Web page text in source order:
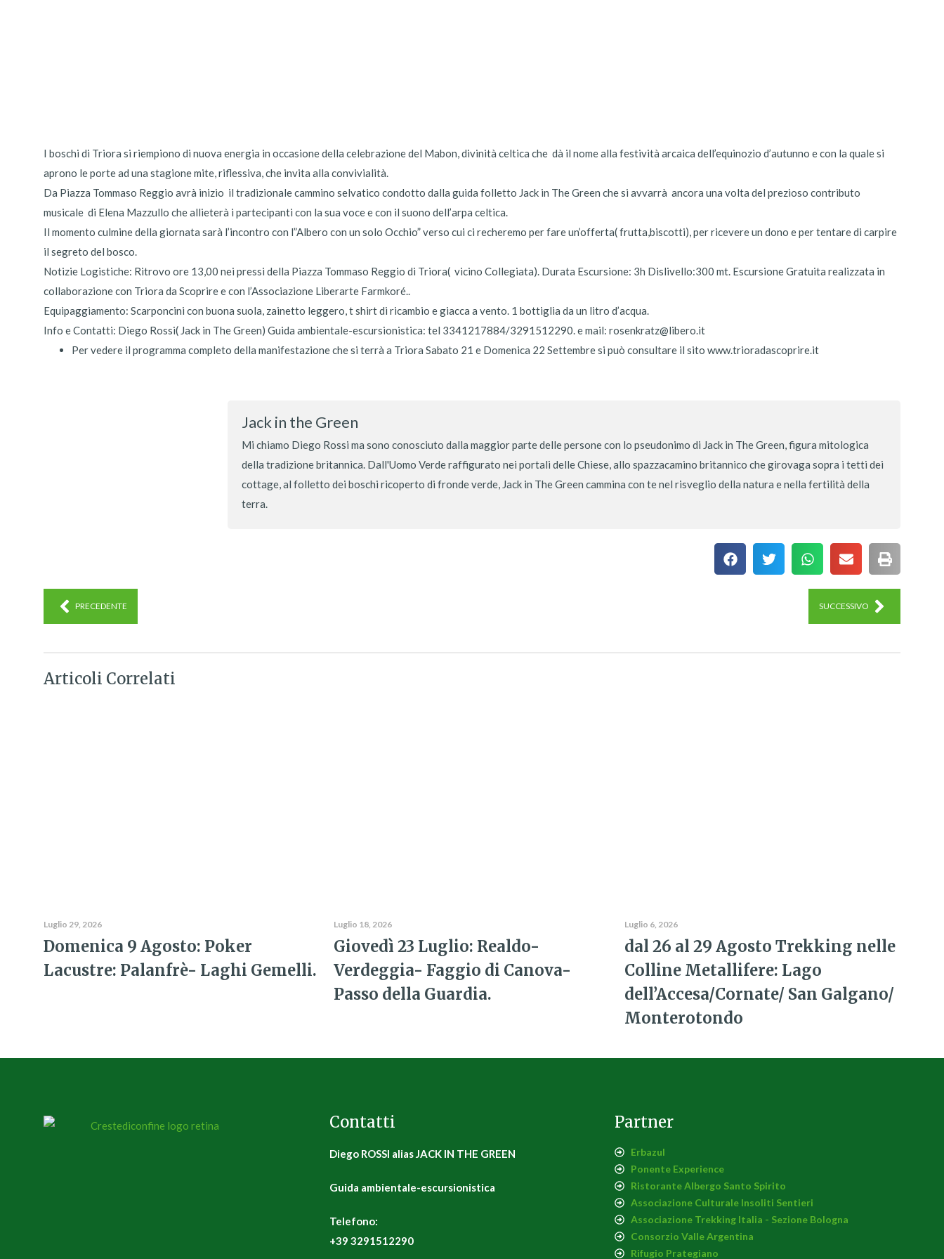
I boschi di Triora si riempiono di nuova energia in occasione della celebrazione del Mabon, divinità celtica che dà il nome alla festività arcaica dell’equinozio d’autunno e con la quale si
aprono le porte ad una stagione mite, riflessiva, che invita alla convivialità.
Da Piazza Tommaso Reggio avrà inizio il tradizionale cammino selvatico condotto dalla guida folletto Jack in The Green che si avvarrà ancora una volta del prezioso contributo
musicale di Elena Mazzullo che allieterà i partecipanti con la sua voce e con il suono dell’arpa celtica.
Il momento culmine della giornata sarà l’incontro con l”Albero con un solo Occhio” verso cui ci recheremo per fare un’offerta( frutta,biscotti), per ricevere un dono e per tentare di carpire
il segreto del bosco.
Notizie Logistiche: Ritrovo ore 13,00 nei pressi della Piazza Tommaso Reggio di Triora( vicino Collegiata). Durata Escursione: 3h Dislivello:300 mt. Escursione Gratuita realizzata in
collaborazione con Triora da Scoprire e con l’Associazione Liberarte Farmkoré..
Equipaggiamento: Scarponcini con buona suola, zainetto leggero, t shirt di ricambio e giacca a vento. 1 bottiglia da un litro d’acqua.
Info e Contatti: Diego Rossi( Jack in The Green) Guida ambientale-escursionistica: tel 3341217884/3291512290. e mail: rosenkratz@libero.it
Per vedere il programma completo della manifestazione che si terrà a Triora Sabato 21 e Domenica 22 Settembre si può consultare il sito www.trioradascoprire.it
Jack in the Green
Mi chiamo Diego Rossi ma sono conosciuto dalla maggior parte delle persone con lo pseudonimo di Jack in The Green, figura mitologica
della tradizione britannica. Dall'Uomo Verde raffigurato nei portali delle Chiese, allo spazzacamino britannico che girovaga sopra i tetti dei
cottage, al folletto dei boschi ricoperto di fronde verde, Jack in The Green cammina con te nel risveglio della natura e nella fertilità della
terra.
PRECEDENTE SUCCESSIVO
Articoli Correlati
Luglio 29, 2026
Domenica 9 Agosto: Poker
Lacustre: Palanfrè- Laghi Gemelli.
Luglio 18, 2026
Giovedì 23 Luglio: Realdo-
Verdeggia- Faggio di Canova-
Passo della Guardia.
Luglio 6, 2026
dal 26 al 29 Agosto Trekking nelle
Colline Metallifere: Lago
dell’Accesa/Cornate/ San Galgano/
Monterotondo
Contatti
Diego ROSSI alias JACK IN THE GREEN
Guida ambientale-escursionistica
Telefono:
+39 3291512290
Partner
Erbazul
Ponente Experience
Ristorante Albergo Santo Spirito
Associazione Culturale Insoliti Sentieri
Associazione Trekking Italia - Sezione Bologna
Consorzio Valle Argentina
Rifugio Prategiano